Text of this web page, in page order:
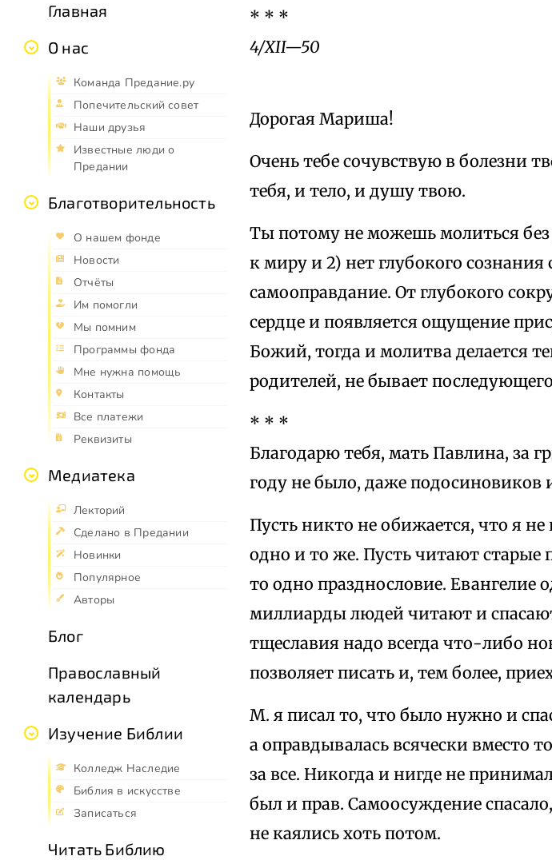
Главная
О нас
Команда Предание.ру
Попечительский совет
Наши друзья
Известные люди о
Предании
Благотворительность
О нашем фонде
Новости
Отчёты
Им помогли
Мы помним
Программы фонда
Мне нужна помощь
Контакты
Все платежи
Реквизиты
Медиатека
Лекторий
Сделано в Предании
Новинки
Популярное
Авторы
Блог
Православный
календарь
Изучение Библии
Колледж Наследие
Библия в искусстве
Записаться
Читать Библию
* * *
4/XII—50
Дорогая Мариша!
Очень тебе сочувствую в болезни
тебя, и тело, и душу твою.
Ты потому не можешь молиться без
к миру и 2) нет глубокого сознания
самооправдание. От глубокого
сердце и появляется ощущение
Божий, тогда и молитва делается
родителей, не бывает
* * *
Благодарю тебя, мать Павлина, за
году не было, даже подосиновиков
Пусть никто не обижается, что я
одно и то же. Пусть читают
то одно празднословие. Евангелие
миллиарды людей читают и
тщеславия надо всегда что-либо
позволяет писать и, тем более,
М. я писал то, что было нужно и
а оправдывалась всячески вместо
за все. Никогда и нигде не
был и прав. Самоосуждение
не каялись хоть потом.